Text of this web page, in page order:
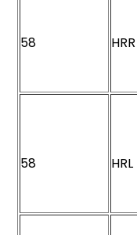
58 HRR
58 HRL